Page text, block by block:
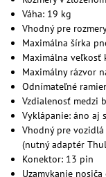
Váha: 19 kg
Vhodný pre
Maximálna šírka
Maximálna veľkosť
Maximálny rázvor
Odnímateľné
Vzdialenosť medzi
Vyklápanie: áno aj
Vhodný pre
(nutný adaptér
Konektor: 13 pin
Uzamykanie